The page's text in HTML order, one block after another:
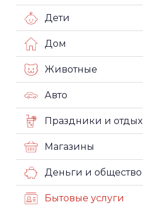
Дети
Дом
Животные
Авто
Праздники и отдых
Магазины
Деньги и общество
Бытовые услуги